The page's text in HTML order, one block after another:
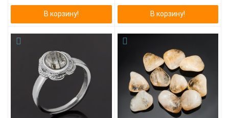
В корзину! В корзину!